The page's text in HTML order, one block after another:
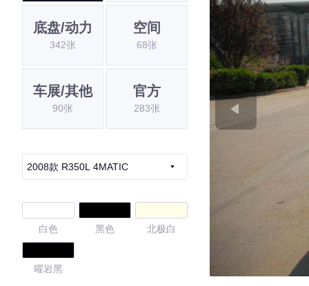
底盘/动力
342张
空间
68张
车展/其他
90张
官方
283张
2008款 R350L 4MATIC
白色 黑色 北极白
曜岩黑